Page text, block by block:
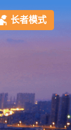
长者模式